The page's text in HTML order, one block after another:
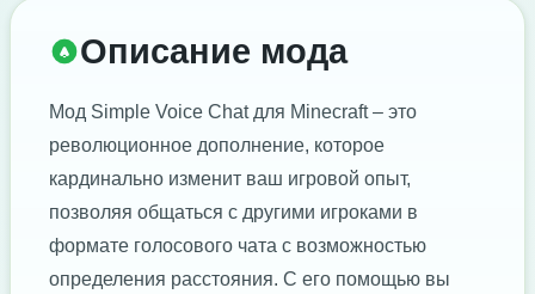
Описание мода
Мод Simple Voice Chat для Minecraft – это
революционное дополнение, которое
кардинально изменит ваш игровой опыт,
позволяя общаться с другими игроками в
формате голосового чата с возможностью
определения расстояния. С его помощью вы